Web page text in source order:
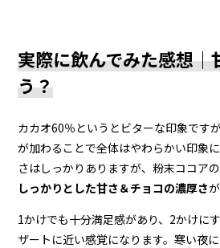
実際に飲んでみた感想｜
う？
カカオ60％というとビターな印象です
が加わることで全体はやわらかい印象
さはしっかりありますが、粉末ココア
しっかりとした甘さ＆チョコの濃厚さ
1かけでも十分満足感があり、2かけに
ザートに近い感覚になります。寒い夜